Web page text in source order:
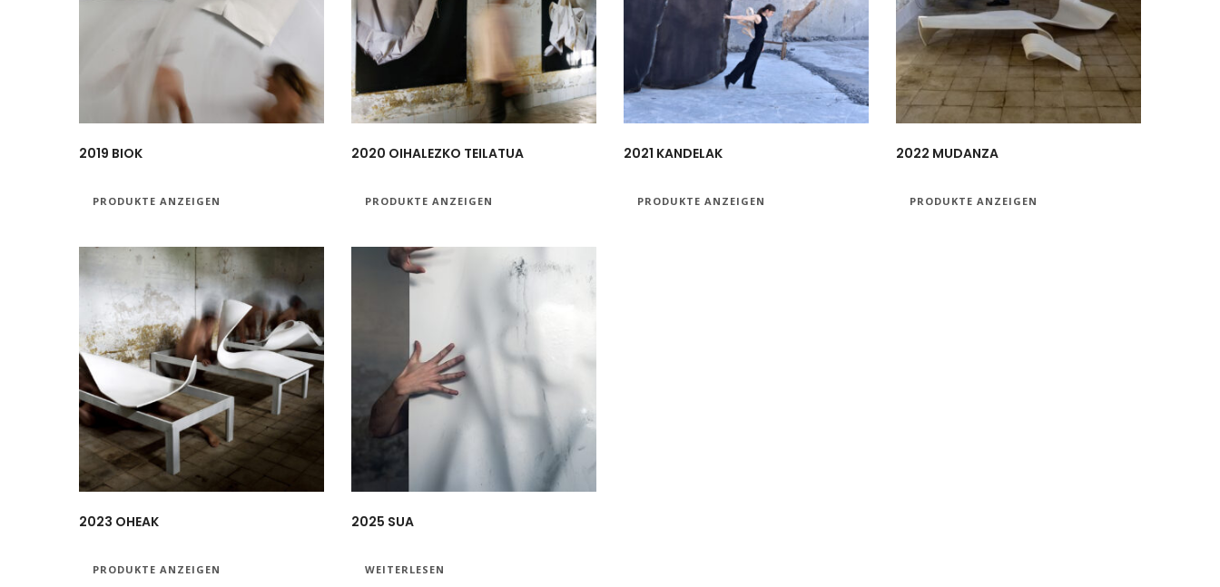
2019 BIOK
PRODUKTE ANZEIGEN
2020 OIHALEZKO TEILATUA
PRODUKTE ANZEIGEN
2021 KANDELAK
PRODUKTE ANZEIGEN
2022 MUDANZA
PRODUKTE ANZEIGEN
2023 OHEAK
PRODUKTE ANZEIGEN
2025 SUA
WEITERLESEN